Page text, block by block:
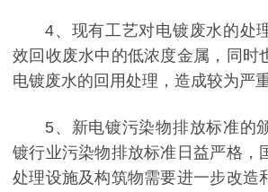
4、现有工艺对电镀废水的处
效回收废水中的低浓度金属，同时
电镀废水的回用处理，造成较为严
5、新电镀污染物排放标准的
镀行业污染物排放标准日益严格，
处理设施及构筑物需要进一步改造